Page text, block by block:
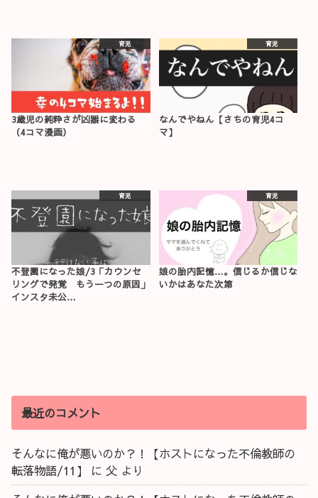
育児
3歳児の純粋さが凶器に変わる
（4コマ漫画）
育児
なんでやねん【さちの育児4コ
マ】
育児
不登園になった娘/3「カウンセ
リングで発覚 もう一つの原因」
インスタ未公…
育児
娘の胎内記憶…。信じるか信じな
いかはあなた次第
最近のコメント
そんなに俺が悪いのか？！【ホストになった不倫教師の
転落物語/11】
に父 より